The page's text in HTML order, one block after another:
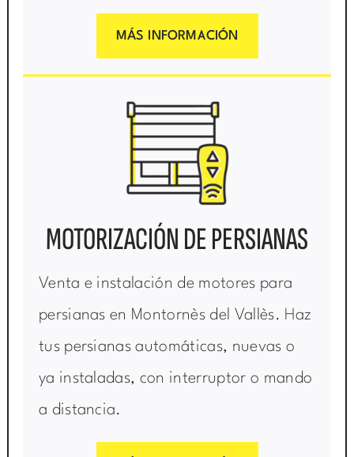
MÁS INFORMACIÓN
MOTORIZACIÓN DE PERSIANAS
Venta e instalación de motores para
persianas en Montornès del Vallès. Haz
tus persianas automáticas, nuevas o
ya instaladas, con interruptor o mando
a distancia.